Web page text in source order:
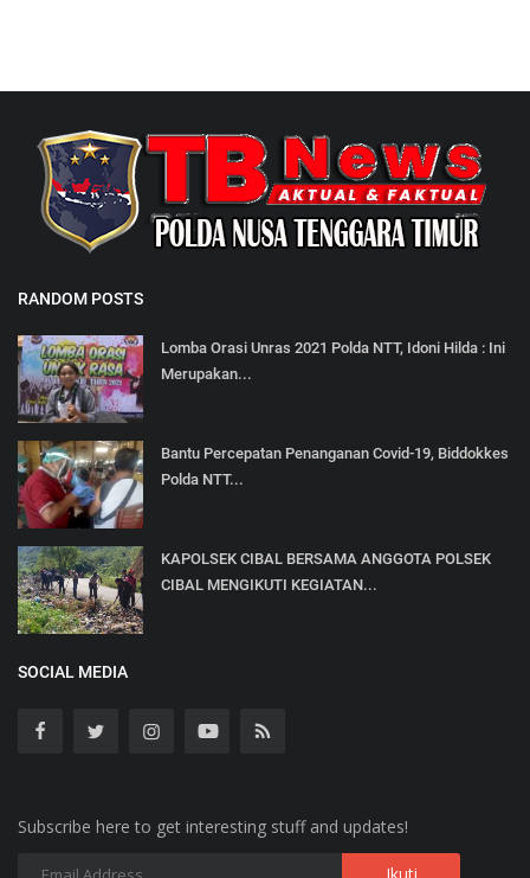
RANDOM POSTS
Lomba Orasi Unras 2021 Polda NTT, Idoni Hilda : Ini
Merupakan...
Bantu Percepatan Penanganan Covid-19, Biddokkes
Polda NTT...
KAPOLSEK CIBAL BERSAMA ANGGOTA POLSEK
CIBAL MENGIKUTI KEGIATAN...
SOCIAL MEDIA
Subscribe here to get interesting stuff and updates!